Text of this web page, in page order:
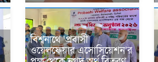
বিশ্বনাথে ‘প্রবাসী
ওয়েলফেয়ার এসোসিয়েশন’র